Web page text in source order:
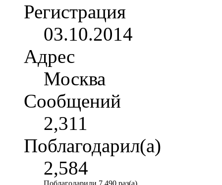
Регистрация
03.10.2014
Адрес
Москва
Сообщений
2,311
Поблагодарил(а)
2,584
Поблагодарили 7,490 раз(а)